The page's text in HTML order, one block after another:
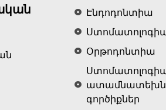
Էնդոդոնտիա
Օրթոդոնտիա
գործիքներ